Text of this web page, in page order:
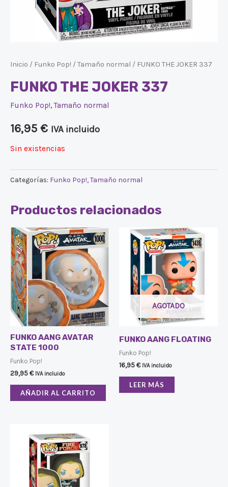
Inicio / Funko Pop! /Tamaño normal / FUNKO THE JOKER 337
FUNKO THE JOKER 337
Funko Pop!,Tamaño normal
16,95 € IVA incluido
Sin existencias
Categorías: Funko Pop!,Tamaño normal
Productos relacionados
FUNKO AANG AVATAR
STATE 1000
Funko Pop!
29,95€ IVA incluido
AÑADIR AL CARRITO
AGOTADO
FUNKO AANG FLOATING
Funko Pop!
16,95€ IVA incluido
LEER MÁS